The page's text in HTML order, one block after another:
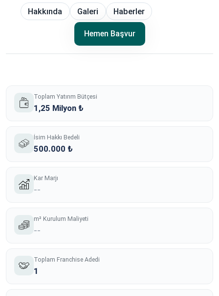
Hakkında Galeri Haberler
Hemen Başvur
Toplam Yatırım Bütçesi
1,25 Milyon ₺
İsim Hakkı Bedeli
500.000 ₺
Kar Marjı
--
m² Kurulum Maliyeti
--
Toplam Franchise Adedi
1